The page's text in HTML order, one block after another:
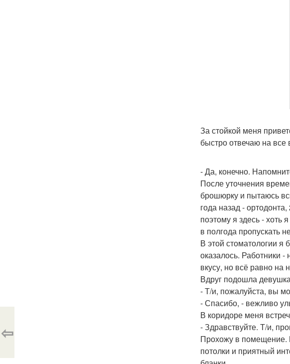
За стойкой меня
быстро отвечаю на все
- Да, конечно.
После уточнения
брошюрку и пытаюсь
года назад -
поэтому я здесь -
в полгода пропускать
В этой стоматологии
оказалось. Работники
вкусу, но всё равно на
Вдруг подошла
- Т/и, пожалуйста, вы
- Спасибо, - вежливо
В коридоре меня
- Здравствуйте. Т/и,
Прохожу в помещение.
потолки и приятный
⇦